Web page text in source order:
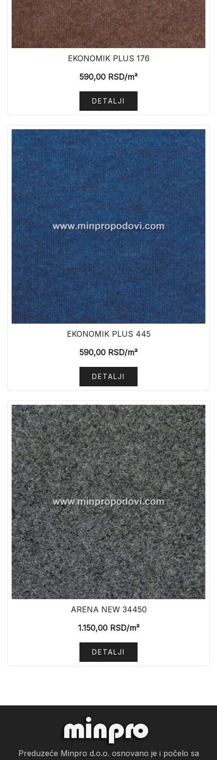
EKONOMIK PLUS 176
590,00 RSD/m²
DETALJI
EKONOMIK PLUS 445
590,00 RSD/m²
DETALJI
ARENA NEW 34450
1.150,00RSD/m²
DETALJI
Preduzeće Minpro d.o.o. osnovano je i počelo sa